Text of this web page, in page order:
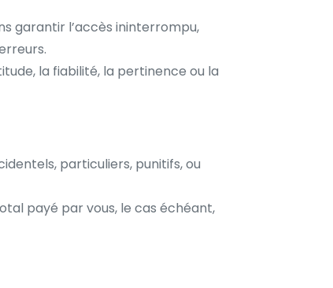
garantir l’accès ininterrompu,
la fiabilité, la pertinence ou la
particuliers, punitifs, ou
payé par vous, le cas échéant,